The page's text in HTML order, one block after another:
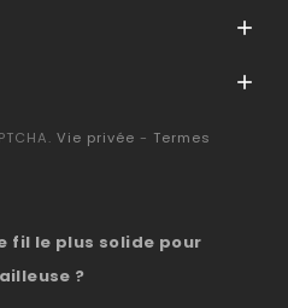


Vie privée - Termes
fil le plus solide pour
?